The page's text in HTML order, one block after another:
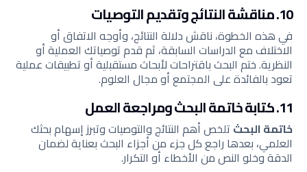
10. مناقشة النتائج وتقديم التوصيات
في هذه الخطوة، ناقش دلالة النتائج، وأوجه الاتفاق أو
الاختلاف مع الدراسات السابقة، ثم قدم توصياتك العملية أو
النظرية. ختم البحث باقتراحات لأبحاث مستقبلية أو تطبيقات عملية
تعود بالفائدة على المجتمع أو مجال العلوم.
11. كتابة خاتمة البحث ومراجعة العمل
خاتمة البحثتلخص أهم النتائج والتوصيات وتبرز إسهام بحثك
العلمي، بعدها راجع كل جزء من أجزاء البحث بعناية لضمان
الدقة وخلو النص من الأخطاء أو التكرار.